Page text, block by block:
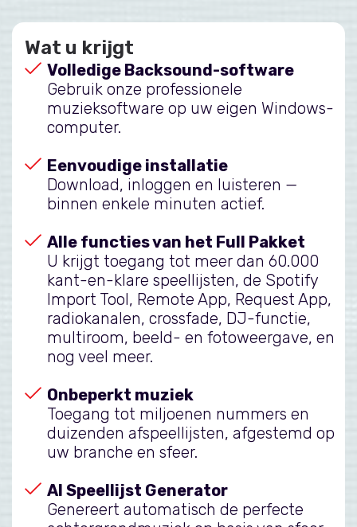
Wat u krijgt
Volledige Backsound-software
Gebruik onze professionele
muzieksoftware op uw eigen Windows-
computer.
Eenvoudige installatie
Download, inloggen en luisteren —
binnen enkele minuten actief.
Alle functies van het Full Pakket
U krijgt toegang tot meer dan 60.000
kant-en-klare speellijsten, de Spotify
Import Tool, Remote App, Request App,
radiokanalen, crossfade, DJ-functie,
multiroom, beeld- en fotoweergave, en
nog veel meer.
Onbeperkt muziek
Toegang tot miljoenen nummers en
duizenden afspeellijsten, afgestemd op
uw branche en sfeer.
AI Speellijst Generator
Genereert automatisch de perfecte